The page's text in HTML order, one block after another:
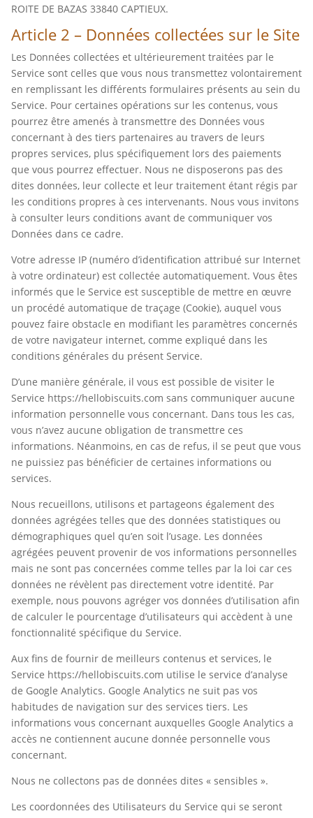
ROITE DE BAZAS 33840 CAPTIEUX.
Article 2 – Données collectées sur le Site
Les Données collectées et ultérieurement traitées par le
Service sont celles que vous nous transmettez volontairement
en remplissant les différents formulaires présents au sein du
Service. Pour certaines opérations sur les contenus, vous
pourrez être amenés à transmettre des Données vous
concernant à des tiers partenaires au travers de leurs
propres services, plus spécifiquement lors des paiements
que vous pourrez effectuer. Nous ne disposerons pas des
dites données, leur collecte et leur traitement étant régis par
les conditions propres à ces intervenants. Nous vous invitons
à consulter leurs conditions avant de communiquer vos
Données dans ce cadre.
Votre adresse IP (numéro d’identification attribué sur Internet
à votre ordinateur) est collectée automatiquement. Vous êtes
informés que le Service est susceptible de mettre en œuvre
un procédé automatique de traçage (Cookie), auquel vous
pouvez faire obstacle en modifiant les paramètres concernés
de votre navigateur internet, comme expliqué dans les
conditions générales du présent Service.
D’une manière générale, il vous est possible de visiter le
Service https://hellobiscuits.com sans communiquer aucune
information personnelle vous concernant. Dans tous les cas,
vous n’avez aucune obligation de transmettre ces
informations. Néanmoins, en cas de refus, il se peut que vous
ne puissiez pas bénéficier de certaines informations ou
services.
Nous recueillons, utilisons et partageons également des
données agrégées telles que des données statistiques ou
démographiques quel qu’en soit l’usage. Les données
agrégées peuvent provenir de vos informations personnelles
mais ne sont pas concernées comme telles par la loi car ces
données ne révèlent pas directement votre identité. Par
exemple, nous pouvons agréger vos données d’utilisation afin
de calculer le pourcentage d’utilisateurs qui accèdent à une
fonctionnalité spécifique du Service.
Aux fins de fournir de meilleurs contenus et services, le
Service https://hellobiscuits.com utilise le service d’analyse
de Google Analytics. Google Analytics ne suit pas vos
habitudes de navigation sur des services tiers. Les
informations vous concernant auxquelles Google Analytics a
accès ne contiennent aucune donnée personnelle vous
concernant.
Nous ne collectons pas de données dites « sensibles ».
Les coordonnées des Utilisateurs du Service qui se seront